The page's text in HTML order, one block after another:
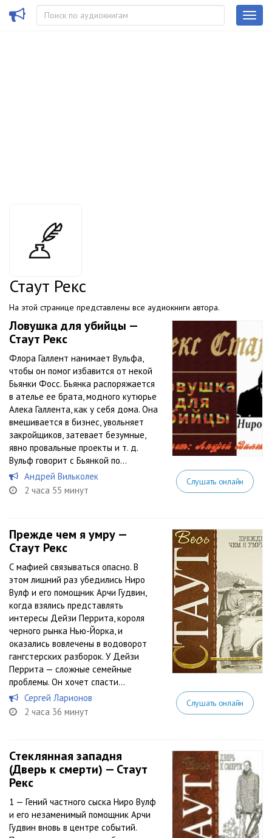
Стаут Рекс
На этой странице представлены все аудиокниги автора.
Ловушка для убийцы —
Стаут Рекс
Флора Галлент нанимает Вульфа,
чтобы он помог избавится от некой
Бьянки Фосс. Бьянка распоряжается
в ателье ее брата, модного кутюрье
Алека Галлента, как у себя дома. Она
вмешивается в бизнес, увольняет
закройщиков, затевает безумные,
явно провальные проекты и т. д.
Вульф говорит с Бьянкой по...
Андрей Вильколек
2 часа 55 минут
Слушать онлайн
Прежде чем я умру —
Стаут Рекс
С мафией связываться опасно. В
этом лишний раз убедились Ниро
Вулф и его помощник Арчи Гудвин,
когда взялись представлять
интересы Дейзи Перрита, короля
черного рынка Нью-Йорка, и
оказались вовлечены в водоворот
гангстерских разборок. У Дейзи
Перрита — сложные семейные
проблемы. Он хочет спасти...
Сергей Ларионов
2 часа 36 минут
Слушать онлайн
Стеклянная западня
(Дверь к смерти) — Стаут
Рекс
1 — Гений частного сыска Ниро Вулф
и его незаменимый помощник Арчи
Гудвин вновь в центре событий.